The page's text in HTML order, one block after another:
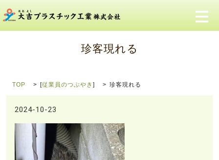
メ
珍客現れる
TOP [従業員のつぶやき] 珍客現れる
2024-10-23